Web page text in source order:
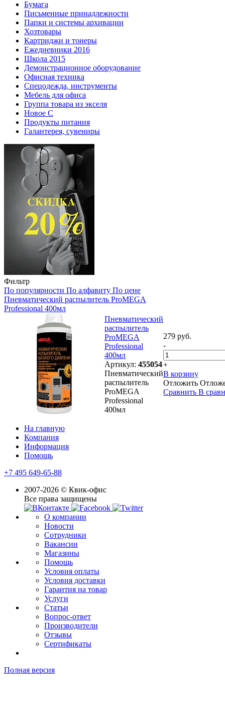
Бумага
Письменные принадлежности
Папки и системы архивации
Хозтовары
Картриджи и тонеры
Ежедневники 2016
Школа 2015
Демонстрационное оборудование
Офисная техника
Спецодежда, инструменты
Мебель для офиса
Группа товара из экселя
Новое С
Продукты питания
Галантерея, сувениры
Фильтр
По популярности По алфавиту По цене
Пневматический распылитель ProMEGA
Professional 400мл
Пневматический
распылитель
ProMEGA
Professional
400мл
Артикул: 455054
Пневматический
распылитель
ProMEGA
Professional
400мл
279 руб.
-
+
В корзину
Отложить
Сравнить В
На главную
Компания
Информация
Помощь
+7 495 649-65-88
2007-2026 © Квик-офис
Все права защищены
О компании
Новости
Сотрудники
Вакансии
Магазины
Помощь
Условия оплаты
Условия доставки
Гарантия на товар
Услуги
Статьи
Вопрос-ответ
Производители
Отзывы
Сертификаты
Полная версия